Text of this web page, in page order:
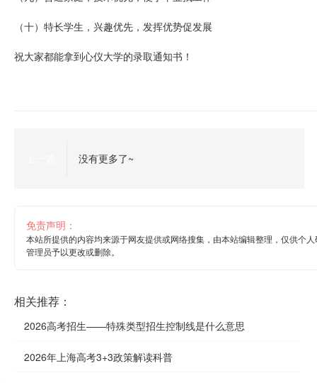
（十）特长学生，兴趣优先，发挥优势促发展
祝大家都能拿到心仪大学的录取通知书！
没有更多了~
免责声明：
本站所提供的内容均来源于网友提供或网络搜集，由本站编辑整理，仅供个
管理员予以更改或删除。
相关推荐：
2026高考招生——特殊类型招生控制线是什么意思
2026年上海高考3+3政策解读科普